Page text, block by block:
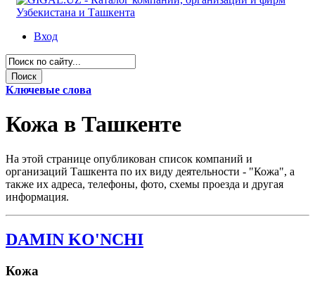
Вход
Ключевые слова
Кожа в Ташкенте
На этой странице опубликован список компаний и
организаций Ташкента по их виду деятельности - "Кожа", а
также их адреса, телефоны, фото, схемы проезда и другая
информация.
DAMIN KO'NCHI
Кожа